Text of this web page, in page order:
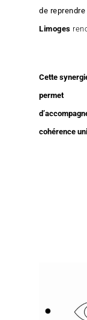
de reprendre
Limoges
Cette
permet
cohérence